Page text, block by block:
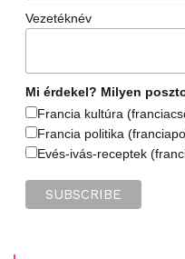
Vezetéknév
Mi érdekel? Milyen
Francia kultúra
Francia politika
Evés-ivás-receptek